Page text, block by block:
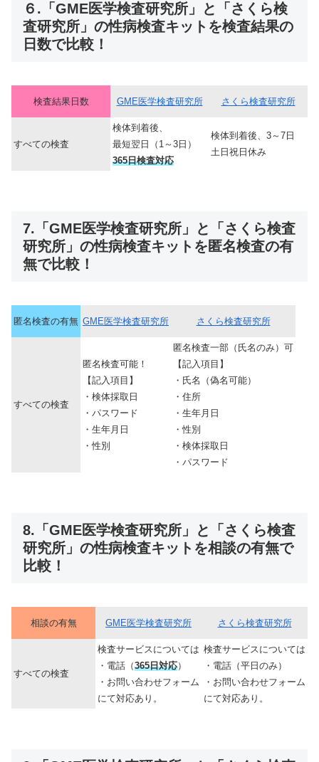
６.「GME医学検査研究所」と「さくら検
査研究所」の性病検査キットを検査結果の
日数で比較！
検査結果日数 GME医学検査研究所 さくら検査研究所
すべての検査
検体到着後、
最短翌日（1～3日）
365日検査対応
検体到着後、3～7日
土日祝日休み
7.「GME医学検査研究所」と「さくら検査
研究所」の性病検査キットを匿名検査の有
無で比較！
匿名検査の有無 GME医学検査研究所 さくら検査研究所
すべての検査
匿名検査可能！
【記入項目】
・検体採取日
・パスワード
・生年月日
・性別
匿名検査一部（氏名のみ）可
【記入項目】
・氏名（偽名可能）
・住所
・生年月日
・性別
・検体採取日
・パスワード
8.「GME医学検査研究所」と「さくら検査
研究所」の性病検査キットを相談の有無で
比較！
相談の有無 GME医学検査研究所 さくら検査研究所
すべての検査
検査サービスについては
・電話（365日対応）
・お問い合わせフォーム
にて対応あり。
検査サービスについては
・電話（平日のみ）
・お問い合わせフォーム
にて対応あり。